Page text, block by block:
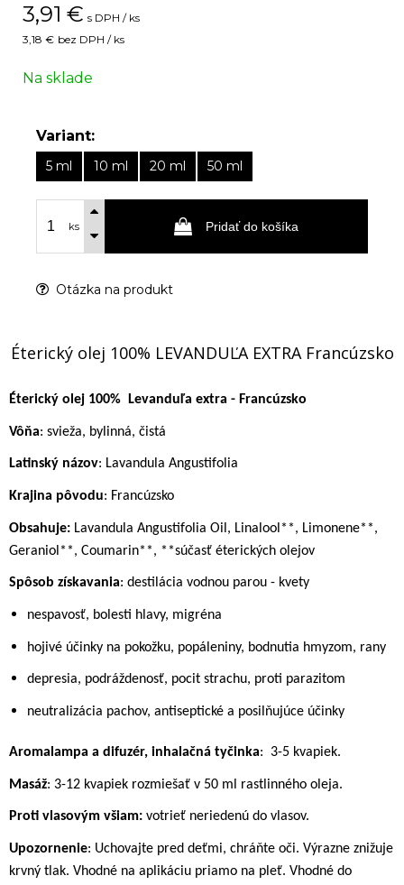
3,91 € s DPH / ks
3,18 € bez DPH / ks
Na sklade
Variant:
5 ml 10 ml 20 ml 50 ml
ks Pridať do košíka
Otázka na produkt
Éterický olej 100% LEVANDUĽA EXTRA Francúzsko
Éterický olej 100% Levanduľa extra - Francúzsko
Vôňa: svieža, bylinná, čistá
Latinský názov: Lavandula Angustifolia
Krajina pôvodu: Francúzsko
Obsahuje: Lavandula Angustifolia Oil, Linalool**, Limonene**,
Geraniol**, Coumarin**, **súčasť éterických olejov
Spôsob získavania: destilácia vodnou parou - kvety
nespavosť, bolesti hlavy, migréna
hojivé účinky na pokožku, popáleniny, bodnutia hmyzom, rany
depresia, podráždenosť, pocit strachu, proti parazitom
neutralizácia pachov, antiseptické a posilňujúce účinky
Aromalampa a difuzér, inhalačná tyčinka: 3-5 kvapiek.
Masáž: 3-12 kvapiek rozmiešať v 50 ml rastlinného oleja.
Proti vlasovým všiam: votrieť neriedenú do vlasov.
Upozornenie: Uchovajte pred deťmi, chráňte oči. Výrazne znižuje
krvný tlak. Vhodné na aplikáciu priamo na pleť. Vhodné do